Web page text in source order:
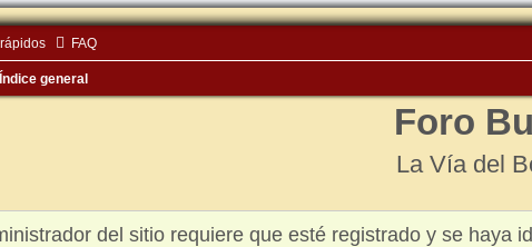
FAQ
Índice general
Foro
La Vía del
del sitio requiere que esté registrado y se haya